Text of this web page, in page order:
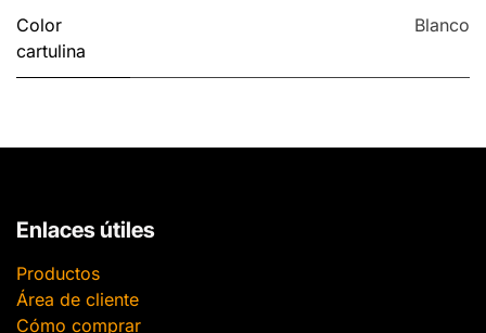
Color
cartulina
Blanco
Enlaces útiles
Productos
Área de cliente
Cómo comprar